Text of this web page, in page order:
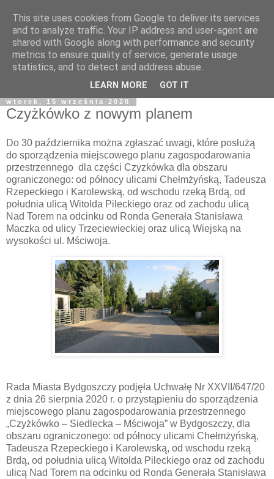
wtorek, 15 września 2020
Czyżkówko z nowym planem
Do 30 października można zgłaszać uwagi, które posłużą
do sporządzenia miejscowego planu zagospodarowania
przestrzennego dla części Czyzkówka dla obszaru
ograniczonego: od północy ulicami Chełmżyńską, Tadeusza
Rzepeckiego i Karolewską, od wschodu rzeką Brdą, od
południa ulicą Witolda Pileckiego oraz od zachodu ulicą
Nad Torem na odcinku od Ronda Generała Stanisława
Maczka od ulicy Trzeciewieckiej oraz ulicą Wiejską na
wysokości ul. Mściwoja.
Rada Miasta Bydgoszczy podjęła Uchwałę Nr XXVII/647/20
z dnia 26 sierpnia 2020 r. o przystąpieniu do sporządzenia
miejscowego planu zagospodarowania przestrzennego
„Czyżkówko – Siedlecka – Mściwoja” w Bydgoszczy, dla
obszaru ograniczonego: od północy ulicami Chełmżyńską,
Tadeusza Rzepeckiego i Karolewską, od wschodu rzeką
Brdą, od południa ulicą Witolda Pileckiego oraz od zachodu
ulicą Nad Torem na odcinku od Ronda Generała Stanisława
This site uses cookies from Google to deliver its services
and to analyze traffic. Your IP address and user-agent are
shared with Google along with performance and security
metrics to ensure quality of service, generate usage
statistics, and to detect and address abuse.
LEARN MORE GOT IT